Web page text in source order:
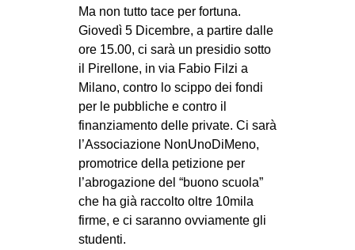
Ma non tutto tace per fortuna.
Giovedì 5 Dicembre, a partire dalle
ore 15.00, ci sarà un presidio sotto
il Pirellone, in via Fabio Filzi a
Milano, contro lo scippo dei fondi
per le pubbliche e contro il
finanziamento delle private. Ci sarà
l’Associazione NonUnoDiMeno,
promotrice della petizione per
l’abrogazione del “buono scuola”
che ha già raccolto oltre 10mila
firme, e ci saranno ovviamente gli
studenti.